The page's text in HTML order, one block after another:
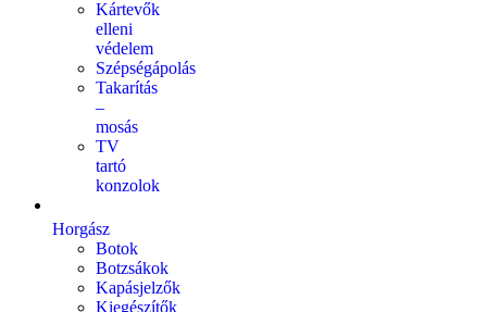
Kártevők
elleni
védelem
Szépségápolás
Takarítás
–
mosás
TV
tartó
konzolok
Horgász
Botok
Botzsákok
Kapásjelzők
Kiegészítők